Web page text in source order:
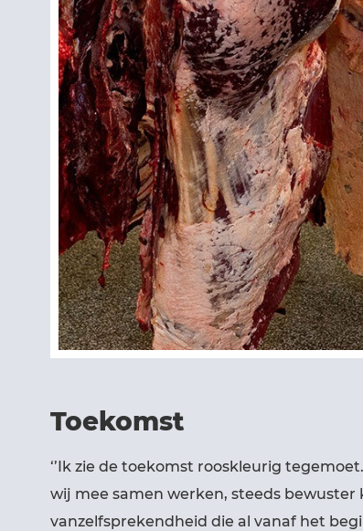
Toekomst
‘’Ik zie de toekomst rooskleurig
wij mee samen werken, steeds bewuster
vanzelfsprekendheid die al vanaf het